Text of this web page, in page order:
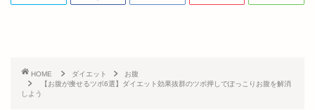
HOME ダイエット
お腹
【お腹が痩せるツボ6選】ダイエット効果抜群のツボ押しでぽっこりお腹を解消
しよう